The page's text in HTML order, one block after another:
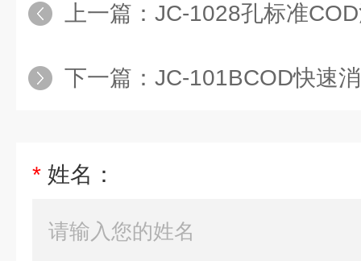
上一篇： JC-1028孔标准
下一篇： JC-101BCOD快速
* 姓名：